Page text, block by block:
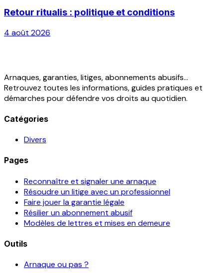
Retour ritualis : politique et conditions
4 août 2026
Arnaques, garanties, litiges, abonnements abusifs...
Retrouvez toutes les informations, guides pratiques et
démarches pour défendre vos droits au quotidien.
Catégories
Divers
Pages
Reconnaître et signaler une arnaque
Résoudre un litige avec un professionnel
Faire jouer la garantie légale
Résilier un abonnement abusif
Modèles de lettres et mises en demeure
Outils
Arnaque ou pas ?